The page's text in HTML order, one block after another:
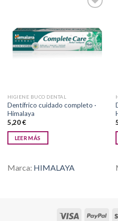
Añadir
a la
lista de
deseos
HIGIENE BUCO DENTAL
Dentífrico cuidado completo ·
Himalaya
5,20€
LEER MÁS
Marca: HIMALAYA